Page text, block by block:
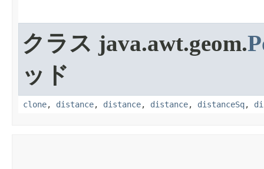
クラス java.awt.geom.
ッド
clone, distance, distance, distance, distanceSq,